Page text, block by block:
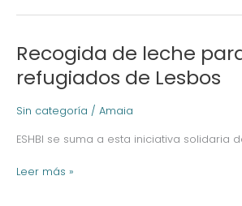
Recogida de leche
refugiados de Lesbos
Sin categoría / Amaia
ESHBI se suma a esta iniciativa solidaria
Recogida
leche
los
refugiados
Lesbos
Leer más »